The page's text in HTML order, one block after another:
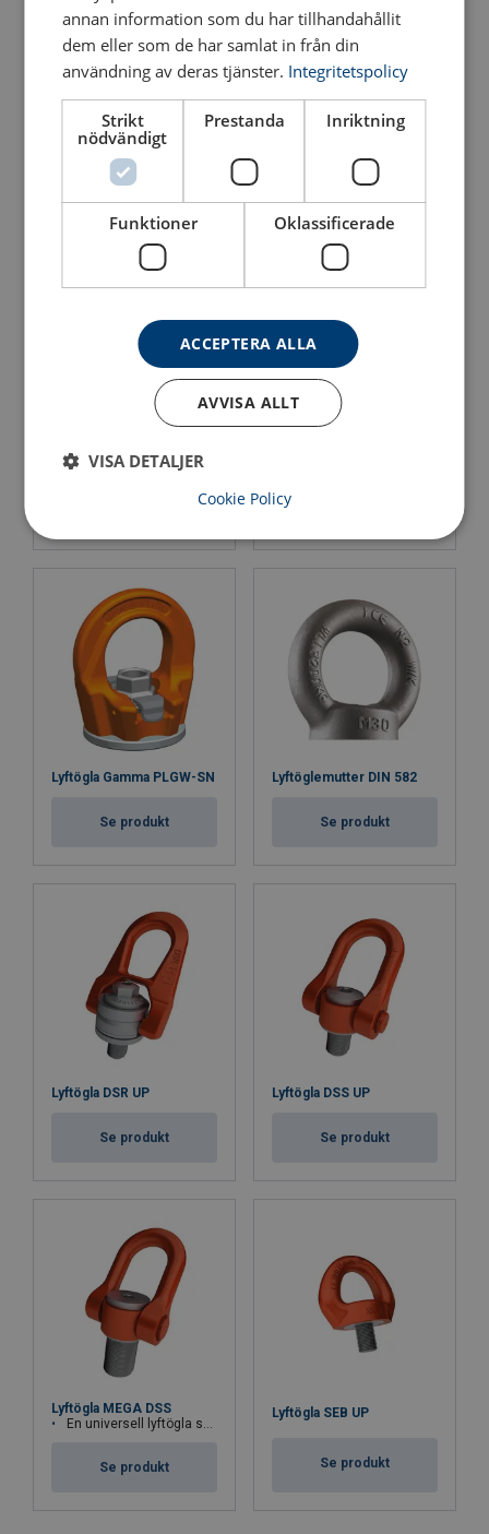
Lyftögla FE DSS UP
Se produkt
Lyftögla FE DSR UP
Se produkt
Rostfri
Lyftögla Gamma PLGW-SN
Se produkt
Lyftöglemutter DIN 582
Se produkt
Lyftögla DSR UP
Se produkt
Lyftögla DSS UP
Se produkt
Lyftögla MEGA DSS
En universell lyftögla som kan rotera under lyft. För last upp till 48 ton.
Se produkt
Lyftögla SEB UP
Se produkt
annan information som du har tillhandahållit
dem eller som de har samlat in från din
användning av deras tjänster. Integritetspolicy
Strikt
nödvändigt
Prestanda Inriktning
Funktioner Oklassificerade
ACCEPTERA ALLA
AVVISA ALLT
VISA DETALJER
Cookie Policy